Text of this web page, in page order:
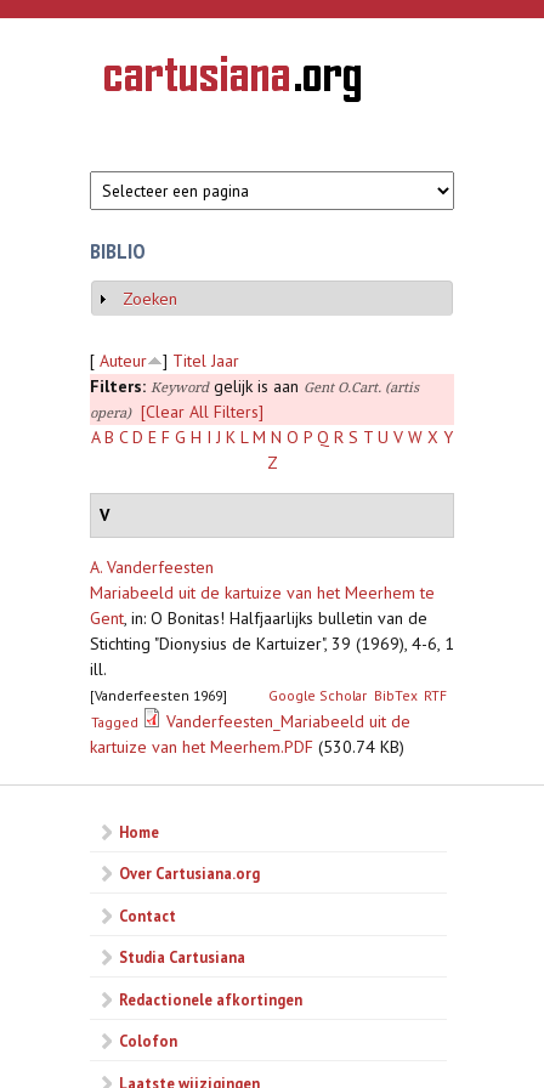
Overslaan en naar de inhoud gaan
CARTUSIANA
Geschiedenis
van de
BIBLIO
Weergeven
Zoeken
[ Auteur ] Titel Jaar
Filters: Keywordgelijk is aan Gent O.Cart. (artis
opera)
[Clear All Filters]
A B C D E F G H I J K L M N O P Q R S T U V W X Y
Z
V
A. Vanderfeesten
Mariabeeld uit de kartuize van het Meerhem te
Gent, in: O Bonitas! Halfjaarlijks bulletin van de
Stichting "Dionysius de Kartuizer", 39 (1969), 4-6, 1
ill.
[Vanderfeesten 1969] Google Scholar BibTex RTF
Tagged
Vanderfeesten_Mariabeeld uit de
kartuize van het Meerhem.PDF (530.74 KB)
Home
Over Cartusiana.org
Contact
Studia Cartusiana
Redactionele afkortingen
Colofon
Laatste wijzigingen